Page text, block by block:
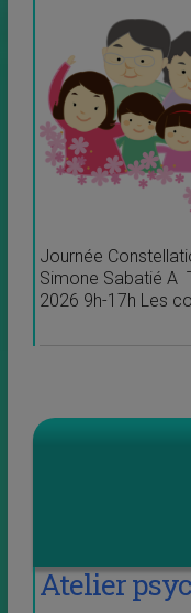
Journée
Simone Sabatié A
2026 9h-17h Les
Atelier